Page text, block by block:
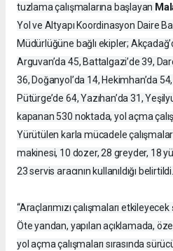
tuzlama çalışmalarına başlayan
Yol ve Altyapı Koordinasyon Daire
Müdürlüğüne bağlı ekipler;
Arguvan’da 45, Battalgazi’de 39,
36, Doğanyol’da 14, Hekimhan’da
Pütürge’de 64, Yazıhan’da 31,
kapanan 530 noktada, yol açma
Yürütülen karla mücadele
makinesi, 10 dozer, 28 greyder, 18
23 servis aracının kullanıldığı belirtildi.
“Araçlarımızı çalışmaları
Öte yandan, yapılan açıklamada,
yol açma çalışmaları sırasında